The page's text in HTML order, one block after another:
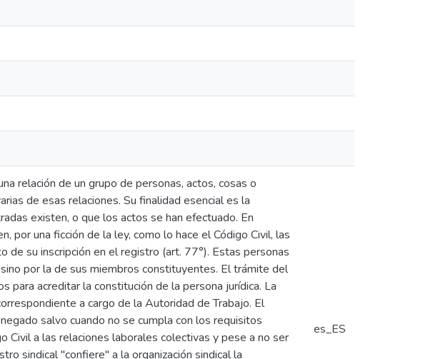
relación de un grupo de personas, actos, cosas o
de esas relaciones. Su finalidad esencial es la
existen, o que los actos se han efectuado. En
por una ficción de la ley, como lo hace el Código Civil, las
de su inscripción en el registro (art. 77°). Estas personas
por la de sus miembros constituyentes. El trámite del
acreditar la constitución de la persona jurídica. La
a cargo de la Autoridad de Trabajo. El
salvo cuando no se cumpla con los requisitos
a las relaciones laborales colectivas y pese a no ser
sindical "confiere" a la organización sindical la
es_ES